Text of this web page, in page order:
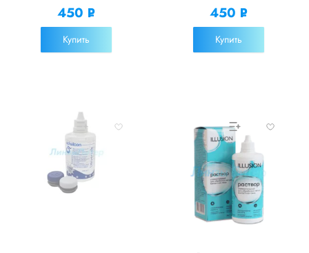
450 Р
УБ.
Купить
450 Р
УБ.
Купить